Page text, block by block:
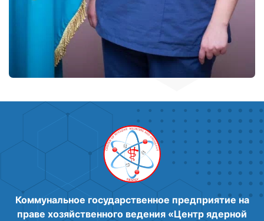
Коммунальное государственное предприятие на
праве хозяйственного ведения «Центр ядерной